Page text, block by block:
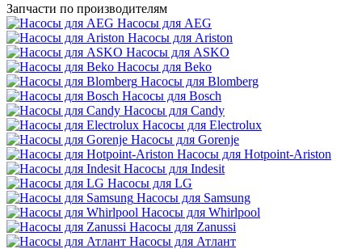
Запчасти по производителям
Насосы для AEG
Насосы для Ariston
Насосы для ASKO
Насосы для Beko
Насосы для Blomberg
Насосы для Bosch
Насосы для Candy
Насосы для Electrolux
Насосы для Gorenje
Насосы для Hotpoint-Ariston
Насосы для Indesit
Насосы для LG
Насосы для Samsung
Насосы для Whirlpool
Насосы для Zanussi
Насосы для Атлант